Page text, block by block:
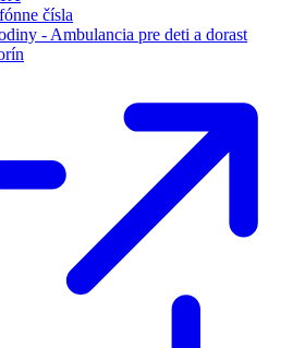
čísla
- Ambulancia pre deti a dorast